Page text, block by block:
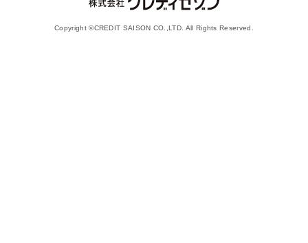
Copyright ©CREDIT SAISON CO.,LTD. All Rights Reserved.